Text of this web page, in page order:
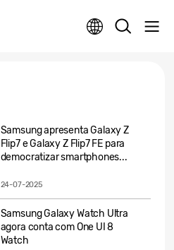
Samsung apresenta Galaxy Z
Flip7 e Galaxy Z Flip7 FE para
democratizar smartphones...
24-07-2025
Samsung Galaxy Watch Ultra
agora conta com One UI 8
Watch